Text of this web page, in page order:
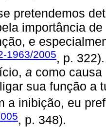
pretendemos
importância
e
1963/2005, p.
a como causa
sua função a
a inibição, eu
, p. 348).